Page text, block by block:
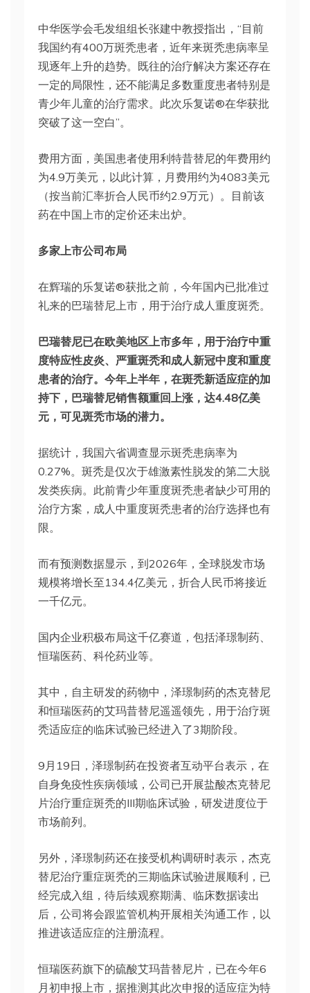
中华医学会毛发组组长张建中教授指出，“目前
我国约有400万斑秃患者，近年来斑秃患病率呈
现逐年上升的趋势。既往的治疗解决方案还存在
一定的局限性，还不能满足多数重度患者特别是
青少年儿童的治疗需求。此次乐复诺®在华获批
突破了这一空白”。
费用方面，美国患者使用利特昔替尼的年费用约
为4.9万美元，以此计算，月费用约为4083美元
（按当前汇率折合人民币约2.9万元）。目前该
药在中国上市的定价还未出炉。
多家上市公司布局
在辉瑞的乐复诺®获批之前，今年国内已批准过
礼来的巴瑞替尼上市，用于治疗成人重度斑秃。
巴瑞替尼已在欧美地区上市多年，用于治疗中重
度特应性皮炎、严重斑秃和成人新冠中度和重度
患者的治疗。今年上半年，在斑秃新适应症的加
持下，巴瑞替尼销售额重回上涨，达4.48亿美
元，可见斑秃市场的潜力。
据统计，我国六省调查显示斑秃患病率为
0.27%。斑秃是仅次于雄激素性脱发的第二大脱
发类疾病。此前青少年重度斑秃患者缺少可用的
治疗方案，成人中重度斑秃患者的治疗选择也有
限。
而有预测数据显示，到2026年，全球脱发市场
规模将增长至134.4亿美元，折合人民币将接近
一千亿元。
国内企业积极布局这千亿赛道，包括泽璟制药、
恒瑞医药、科伦药业等。
其中，自主研发的药物中，泽璟制药的杰克替尼
和恒瑞医药的艾玛昔替尼遥遥领先，用于治疗斑
秃适应症的临床试验已经进入了3期阶段。
9月19日，泽璟制药在投资者互动平台表示，在
自身免疫性疾病领域，公司已开展盐酸杰克替尼
片治疗重症斑秃的III期临床试验，研发进度位于
市场前列。
另外，泽璟制药还在接受机构调研时表示，杰克
替尼治疗重症斑秃的三期临床试验进展顺利，已
经完成入组，待后续观察期满、临床数据读出
后，公司将会跟监管机构开展相关沟通工作，以
推进该适应症的注册流程。
恒瑞医药旗下的硫酸艾玛昔替尼片，已在今年6
月初申报上市，据推测其此次申报的适应症为特